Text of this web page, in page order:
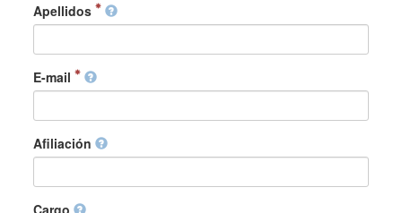
Apellidos
E-mail
Afiliación
Cargo